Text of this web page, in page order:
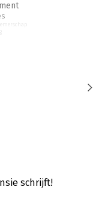
schrijft!